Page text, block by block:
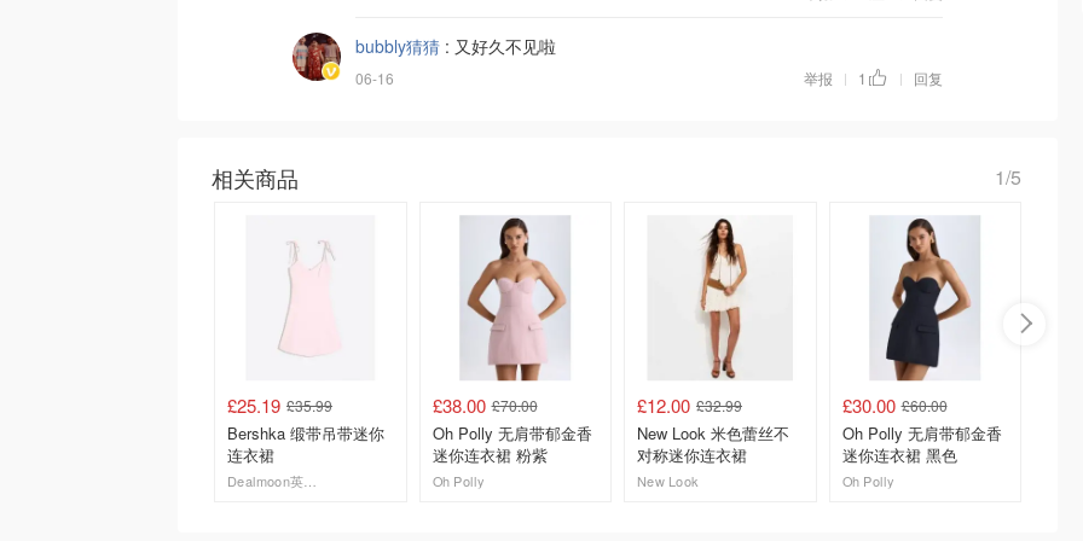
bubbly猜猜 : 又好久不见啦
06-16 举报 | 1 | 回复
相关商品 1/5
£25.19 £35.99
Bershka 缎带吊带迷你
连衣裙
£38.00 £70.00
Oh Polly 无肩带郁金香
迷你连衣裙 粉紫
Oh Polly
£12.00 £32.99
New Look 米色蕾丝不
对称迷你连衣裙
New Look
£30.00 £60.00
Oh Polly 无肩带郁金香
迷你连衣裙 黑色
Oh Polly